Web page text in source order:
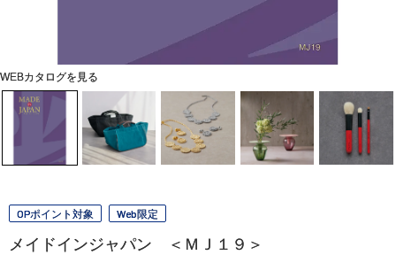
WEBカタログを見る
OPポイント対象 Web限定
メイドインジャパン ＜ＭＪ１９＞